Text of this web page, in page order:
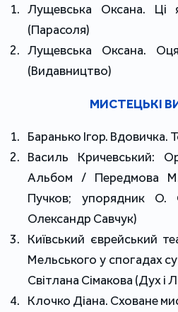
Лущевська Оксана. Ці
(Парасоля)
Лущевська Оксана.
(Видавництво)
МИСТЕЦЬКІ
Баранько Ігор. Вдовичка.
Василь Кричевський:
Альбом / Передмова
Пучков; упорядник О.
Олександр Савчук)
Київський єврейський
Мельського у спогадах
Світлана Сімакова (Дух і
Клочко Діана. Сховане